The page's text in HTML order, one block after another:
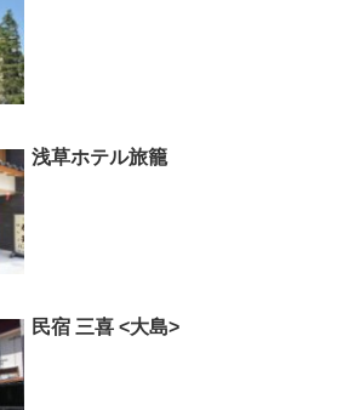
浅草ホテル旅籠
民宿 三喜 <大島>